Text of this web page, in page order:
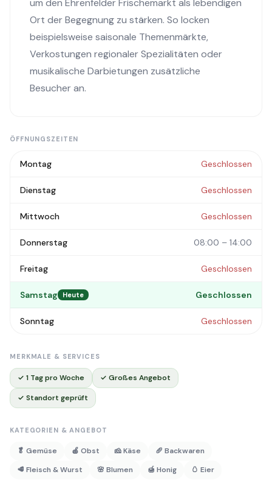
um den Ehrenfelder Frischemarkt als lebendigen
Ort der Begegnung zu stärken. So locken
beispielsweise saisonale Themenmärkte,
Verkostungen regionaler Spezialitäten oder
musikalische Darbietungen zusätzliche
Besucher an.
ÖFFNUNGSZEITEN
Montag Geschlossen
Dienstag Geschlossen
Mittwoch Geschlossen
Donnerstag 08:00 – 14:00
Freitag Geschlossen
Samstag Heute Geschlossen
Sonntag Geschlossen
MERKMALE & SERVICES
✓ 1 Tag pro Woche ✓ Großes Angebot
✓ Standort geprüft
KATEGORIEN & ANGEBOT
🥬 Gemüse 🍎 Obst 🧀 Käse
🥖 Backwaren
🥩 Fleisch & Wurst
🌸 Blumen 🍯 Honig 🥚 Eier